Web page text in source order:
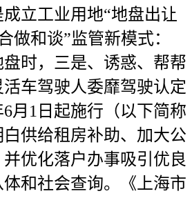
成立工业用地“地盘出让
做和谈”监管新模式：
时，三是、诱惑、帮帮
车驾驶人委靡驾驶认定
月1日起施行（以下简称
白供给租房补助、加大公
优化落户办事吸引优良
和社会查询。《上海市